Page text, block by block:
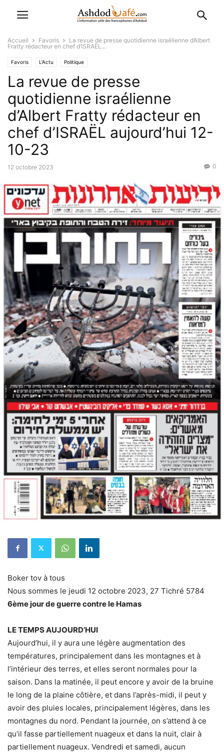
Accueil Favoris
La revue de presse quotidienne israélienne d’Albert
Fratty rédacteur en chef d’ISRAËL...
Favoris L'Actu Politique
La revue de presse
quotidienne israélienne
d’Albert Fratty rédacteur en
chef d’ISRAËL aujourd’hui 12-
10-23
12 octobre 2023 0
Boker tov à tous
Nous sommes le jeudi 12 octobre 2023, 27 Tichré 5784
6ème jour de guerre contre le Hamas
LE TEMPS AUJOURD’HUI
Aujourd’hui, il y aura une légère augmentation des
températures, principalement dans les montagnes et à
l’intérieur des terres, et elles seront normales pour la
saison. Dans la matinée, il peut encore y avoir de la bruine
le long de la plaine côtière, et dans l’après-midi, il peut y
avoir des pluies locales, principalement légères, dans les
montagnes du nord. Pendant la journée, on s’attend à ce
qu’il fasse partiellement nuageux et dans la nuit, clair à
partiellement nuageux. Vendredi et samedi, aucun